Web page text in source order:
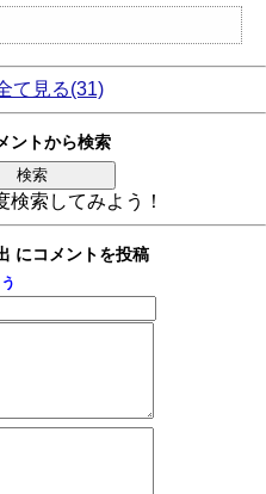
て見る(31)
ントから検索
索してみよう！
にコメントを投稿